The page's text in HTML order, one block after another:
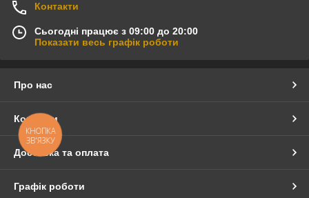
Контакти
Сьогодні працює з 09:00 до 20:00
Показати весь графік роботи
Про нас
Контакти
Доставка та оплата
Графік роботи
КНОПКА
ЗВ'ЯЗКУ